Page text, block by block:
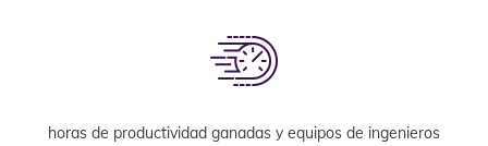
horas de productividad ganadas y equipos de ingenieros